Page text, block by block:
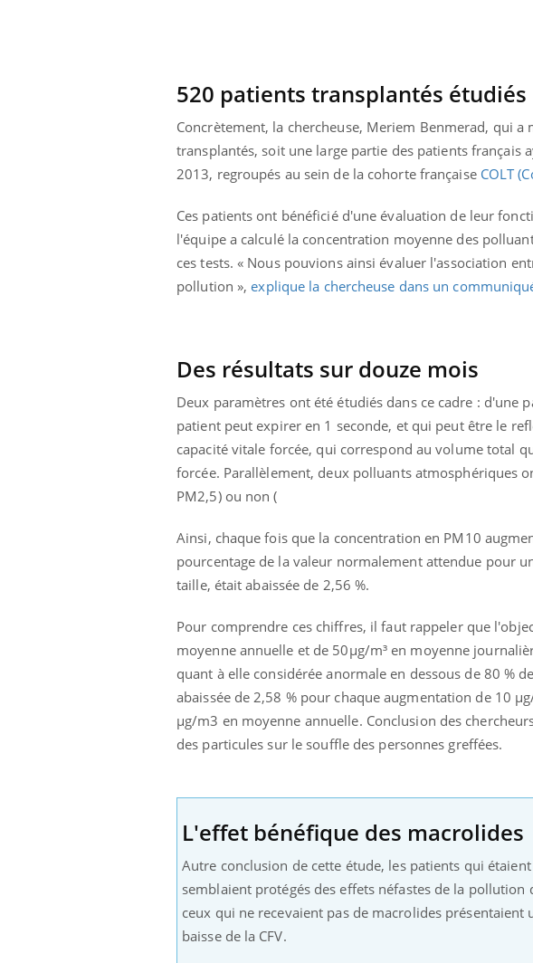
520 patients transplantés étudiés
Concrètement, la chercheuse, Meriem Benmerad, qui
transplantés, soit une large partie des patients
2013, regroupés au sein de la cohorte française COLT
Ces patients ont bénéficié d'une évaluation de leur
l'équipe a calculé la concentration moyenne des
ces tests. « Nous pouvions ainsi évaluer l'association
pollution »,explique la chercheuse dans un
Des résultats sur douze mois
Deux paramètres ont été étudiés dans ce cadre : d'une
patient peut expirer en 1 seconde, et qui peut être le
capacité vitale forcée, qui correspond au volume total
forcée. Parallèlement, deux polluants atmosphériques
PM2,5) ou non (
Ainsi, chaque fois que la concentration en PM10
pourcentage de la valeur normalement attendue pour
taille, était abaissée de 2,56 %.
Pour comprendre ces chiffres, il faut rappeler que
moyenne annuelle et de 50µg/m³ en moyenne
quant à elle considérée anormale en dessous de 80 %
abaissée de 2,58 % pour chaque augmentation de 10
µg/m3 en moyenne annuelle. Conclusion des
des particules sur le souffle des personnes greffées.
L'effet bénéfique des macrolides
Autre conclusion de cette étude, les patients qui
semblaient protégés des effets néfastes de la
ceux qui ne recevaient pas de macrolides
baisse de la CFV.
Cytomégalovirus : ce qui
change dans la prise en
charge des femmes
enceintes
gâche-
jours